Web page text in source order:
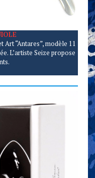
Art “Antares”, modèle 11
L’artiste Seize propose